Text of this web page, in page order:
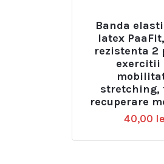
Banda
latex
rezistenta 2
exercitii
stretching,
recuperare
40,00